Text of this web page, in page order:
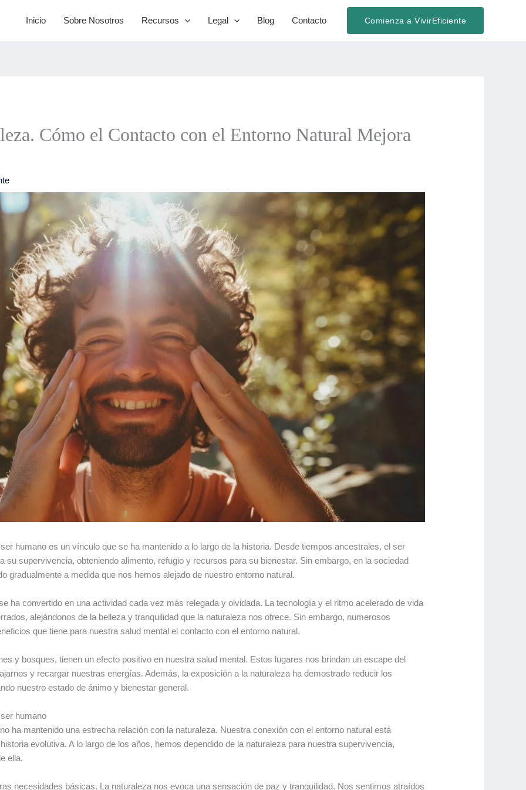
Inicio Sobre Nosotros Recursos Legal Blog Contacto Comienza a VivirEficiente
Cómo el Contacto con el Entorno Natural Mejora
humano es un vínculo que se ha mantenido a lo largo de la historia. Desde tiempos ancestrales, el ser
su supervivencia, obteniendo alimento, refugio y recursos para su bienestar. Sin embargo, en la sociedad
gradualmente a medida que nos hemos alejado de nuestro entorno natural.
ha convertido en una actividad cada vez más relegada y olvidada. La tecnología y el ritmo acelerado de vida
alejándonos de la belleza y tranquilidad que la naturaleza nos ofrece. Sin embargo, numerosos
que tiene para nuestra salud mental el contacto con el entorno natural.
y bosques, tienen un efecto positivo en nuestra salud mental. Estos lugares nos brindan un escape del
y recargar nuestras energías. Además, la exposición a la naturaleza ha demostrado reducir los
nuestro estado de ánimo y bienestar general.
humano
ha mantenido una estrecha relación con la naturaleza. Nuestra conexión con el entorno natural está
evolutiva. A lo largo de los años, hemos dependido de la naturaleza para nuestra supervivencia,
ella.
necesidades básicas. La naturaleza nos evoca una sensación de paz y tranquilidad. Nos sentimos atraídos